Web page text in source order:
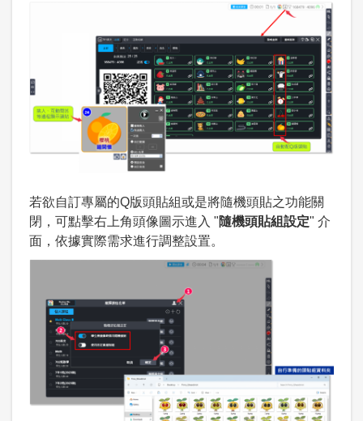
若欲自訂專屬的Q版頭貼組或是將隨機頭貼之功能關
閉，可點擊右上角頭像圖示進入 "隨機頭貼組設定" 介
面，依據實際需求進行調整設置。